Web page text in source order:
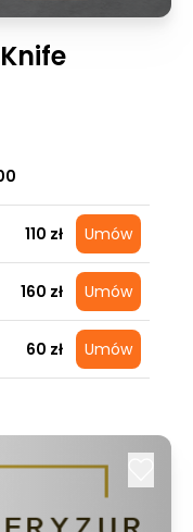
110 zł Umów
160 zł Umów
60 zł Umów